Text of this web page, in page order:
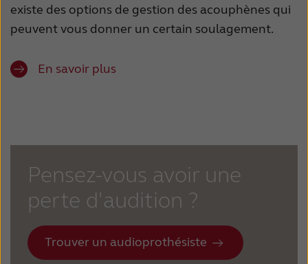
existe des options de gestion des acouphènes qui
peuvent vous donner un certain soulagement.
En savoir plus
Pensez-vous avoir une
perte d'audition ?
Trouver un audioprothésiste